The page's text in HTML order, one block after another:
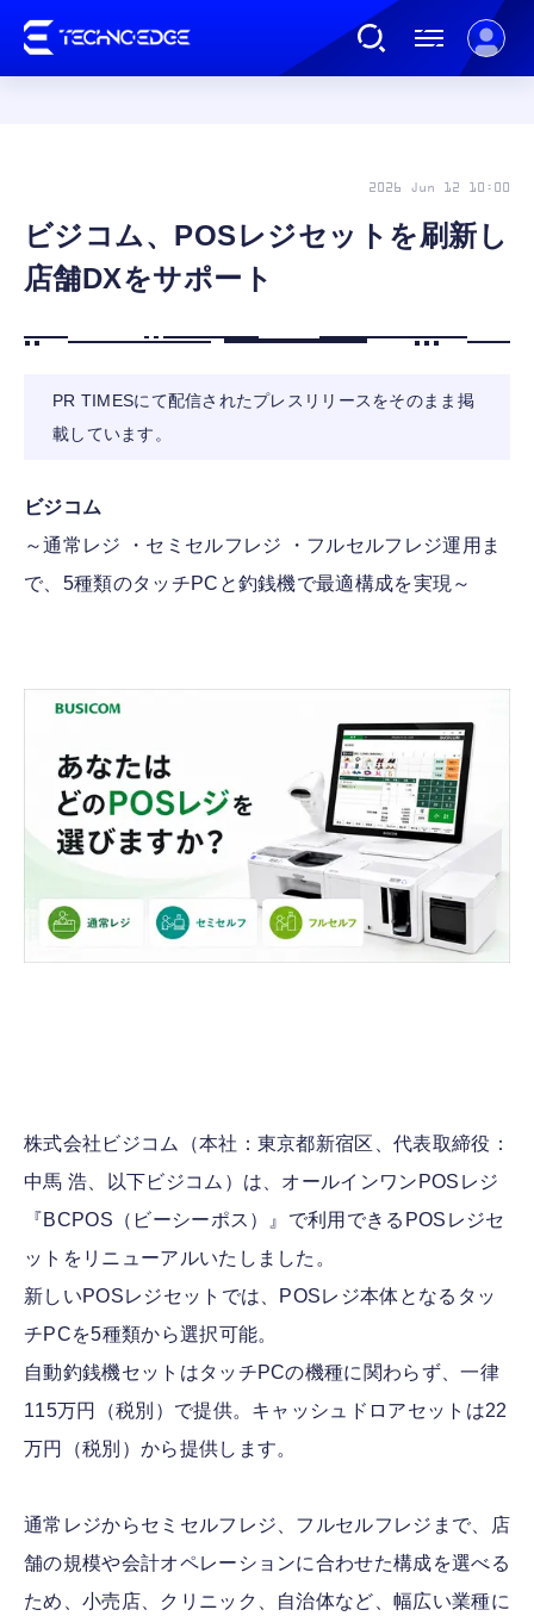
AI
ビジコム、POSレジセットを刷新し
店舗DXをサポート
2026 Jun 12 10:00
PR TIMESにて配信されたプレスリリースをそのまま掲
載しています。
ビジコム
～通常レジ ・セミセルフレジ ・フルセルフレジ運用ま
で、5種類のタッチPCと釣銭機で最適構成を実現～
株式会社ビジコム（本社：東京都新宿区、代表取締役：
中馬 浩、以下ビジコム）は、オールインワンPOSレジ
『BCPOS（ビーシーポス）』で利用できるPOSレジセ
ットをリニューアルいたしました。
新しいPOSレジセットでは、POSレジ本体となるタッ
チPCを5種類から選択可能。
自動釣銭機セットはタッチPCの機種に関わらず、一律
115万円（税別）で提供。キャッシュドロアセットは22
万円（税別）から提供します。
通常レジからセミセルフレジ、フルセルフレジまで、店
舗の規模や会計オペレーションに合わせた構成を選べる
ため、小売店、クリニック、自治体など、幅広い業種に